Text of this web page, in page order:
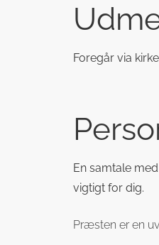
Foregår via
En samtale
vigtigt for dig.
Præsten er en